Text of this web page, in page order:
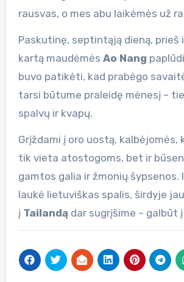
rausvas, o mes abu laikėmės už
Paskutinę, septintąją dieną, prieš
kartą maudėmės Ao Nang
buvo patikėti, kad prabėgo
tarsi būtume praleidę mėnesį –
spalvų ir kvapų.
Grįždami į oro uostą, kalbėjomės,
tik vieta atostogoms, bet ir
gamtos galia ir žmonių šypsenos.
laukė lietuviškas spalis, širdyje
į Tailandą dar sugrįšime – galbūt